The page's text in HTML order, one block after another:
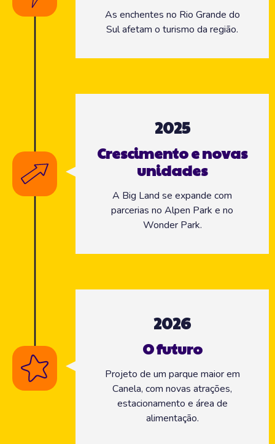
As enchentes no Rio Grande do
Sul afetam o turismo da região.
2025
Crescimento e novas
unidades
A Big Land se expande com
parcerias no Alpen Park e no
Wonder Park.
2026
O futuro
Projeto de um parque maior em
Canela, com novas atrações,
estacionamento e área de
alimentação.